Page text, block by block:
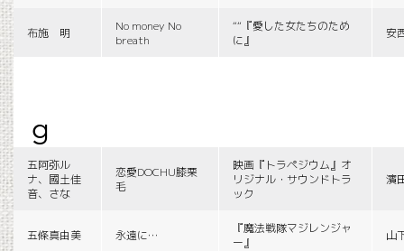
布施 明
No money No
breath
““『愛した女たちのため
に』
安
g
五阿弥ル
ナ、國土佳
音、さな
恋愛DOCHU膝栗
毛
映画『トラペジウム』オ
リジナル・サウンドトラ
ック
濱
五條真由美 永遠に…
『魔法戦隊マジレンジャ
ー』
山